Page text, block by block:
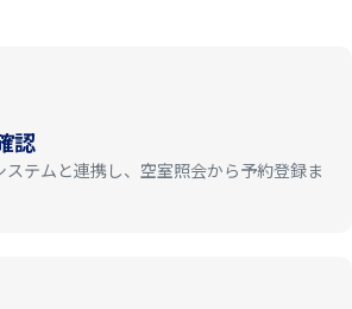
認
テムと連携し、空室照会から予約登録ま